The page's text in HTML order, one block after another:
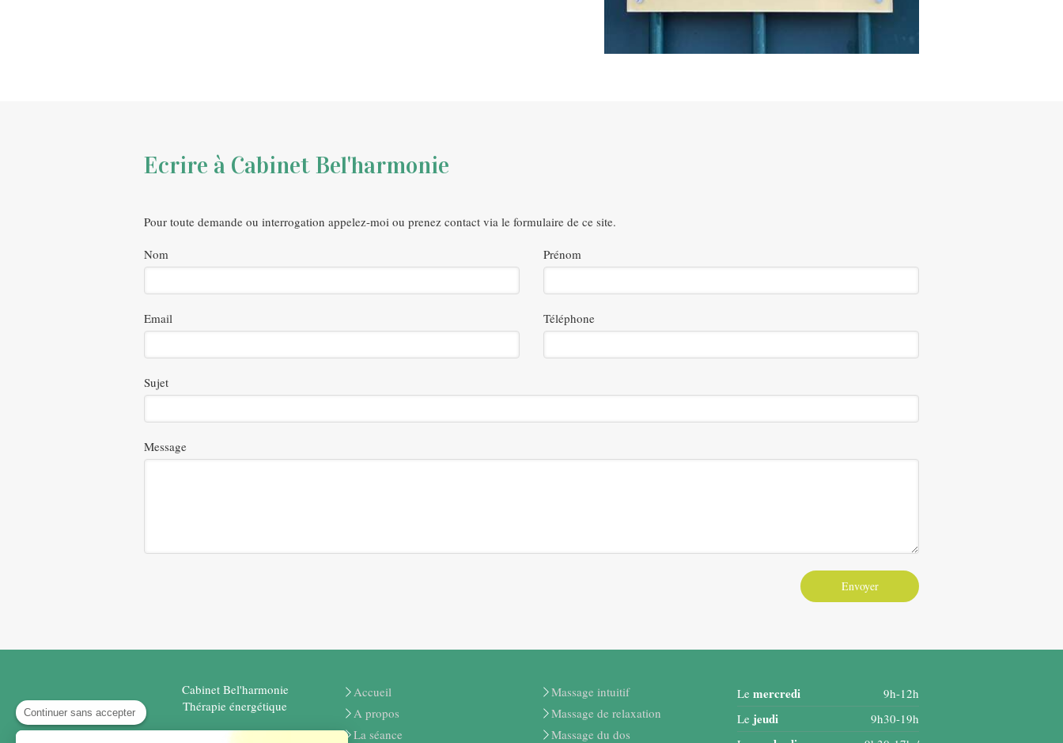
Ecrire à Cabinet Bel'harmonie
Pour toute demande ou interrogation appelez-moi ou prenez contact via le formulaire de ce site.
Nom Prénom
Email Téléphone
Sujet
Message
Envoyer
Cabinet Bel'harmonie
Thérapie énergétique
Accueil
A propos
La séance
Massage intuitif
Massage de relaxation
Massage du dos
Le mercredi
9h-12h
Le jeudi
9h30-19h
Continuer sans accepter